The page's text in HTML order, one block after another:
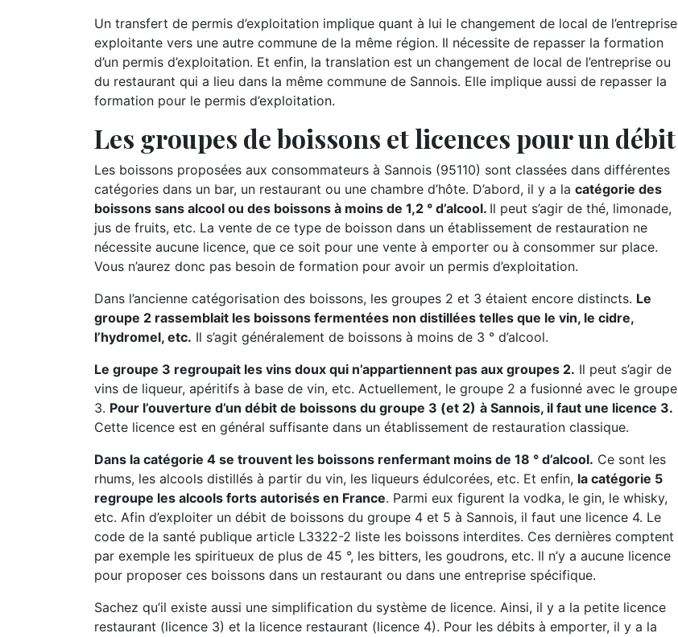
Un transfert de permis d’exploitation implique quant à lui le changement de local de l’entreprise
exploitante vers une autre commune de la même région. Il nécessite de repasser la formation
d’un permis d’exploitation. Et enfin, la translation est un changement de local de l’entreprise ou
du restaurant qui a lieu dans la même commune de Sannois. Elle implique aussi de repasser la
formation pour le permis d’exploitation.
Les groupes de boissons et licences pour un débit
Les boissons proposées aux consommateurs à Sannois (95110) sont classées dans différentes
catégories dans un bar, un restaurant ou une chambre d’hôte. D’abord, il y a la catégorie des
boissons sans alcool ou des boissons à moins de 1,2 ° d’alcool. Il peut s’agir de thé, limonade,
jus de fruits, etc. La vente de ce type de boisson dans un établissement de restauration ne
nécessite aucune licence, que ce soit pour une vente à emporter ou à consommer sur place.
Vous n’aurez donc pas besoin de formation pour avoir un permis d’exploitation.
Dans l’ancienne catégorisation des boissons, les groupes 2 et 3 étaient encore distincts. Le
groupe 2 rassemblait les boissons fermentées non distillées telles que le vin, le cidre,
l’hydromel, etc. Il s’agit généralement de boissons à moins de 3 ° d’alcool.
Le groupe 3 regroupait les vins doux qui n’appartiennent pas aux groupes 2. Il peut s’agir de
vins de liqueur, apéritifs à base de vin, etc. Actuellement, le groupe 2 a fusionné avec le groupe
3. Pour l’ouverture d’un débit de boissons du groupe 3 (et 2) à Sannois, il faut une licence 3.
Cette licence est en général suffisante dans un établissement de restauration classique.
Dans la catégorie 4 se trouvent les boissons renfermant moins de 18 ° d’alcool. Ce sont les
rhums, les alcools distillés à partir du vin, les liqueurs édulcorées, etc. Et enfin, la catégorie 5
regroupe les alcools forts autorisés en France. Parmi eux figurent la vodka, le gin, le whisky,
etc. Afin d’exploiter un débit de boissons du groupe 4 et 5 à Sannois, il faut une licence 4. Le
code de la santé publique article L3322-2 liste les boissons interdites. Ces dernières comptent
par exemple les spiritueux de plus de 45 °, les bitters, les goudrons, etc. Il n’y a aucune licence
pour proposer ces boissons dans un restaurant ou dans une entreprise spécifique.
Sachez qu’il existe aussi une simplification du système de licence. Ainsi, il y a la petite licence
restaurant (licence 3) et la licence restaurant (licence 4). Pour les débits à emporter, il y a la